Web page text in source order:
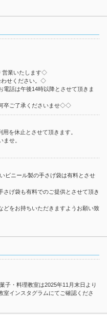
営業いたします◇
わせください。◇
話は午後14時以降とさせて頂きま
卒ご了承くださいませ◇◇
を休止とさせて頂きます。
せ。
ビニール製の手さげ袋は有料とさせ
さげ袋も有料でのご提供とさせて頂き
どをお持ちいただきますようお願い致
子・料理教室は2025年11月末日より
室インスタグラムにてご確認くださ